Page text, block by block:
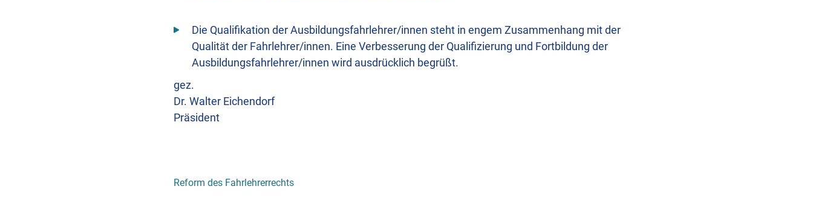
Die Qualifikation der Ausbildungsfahrlehrer/innen steht in engem Zusammenhang mit der
Qualität der Fahrlehrer/innen. Eine Verbesserung der Qualifizierung und Fortbildung der
Ausbildungsfahrlehrer/innen wird ausdrücklich begrüßt.
gez.
Dr. Walter Eichendorf
Präsident
Reform des Fahrlehrerrechts